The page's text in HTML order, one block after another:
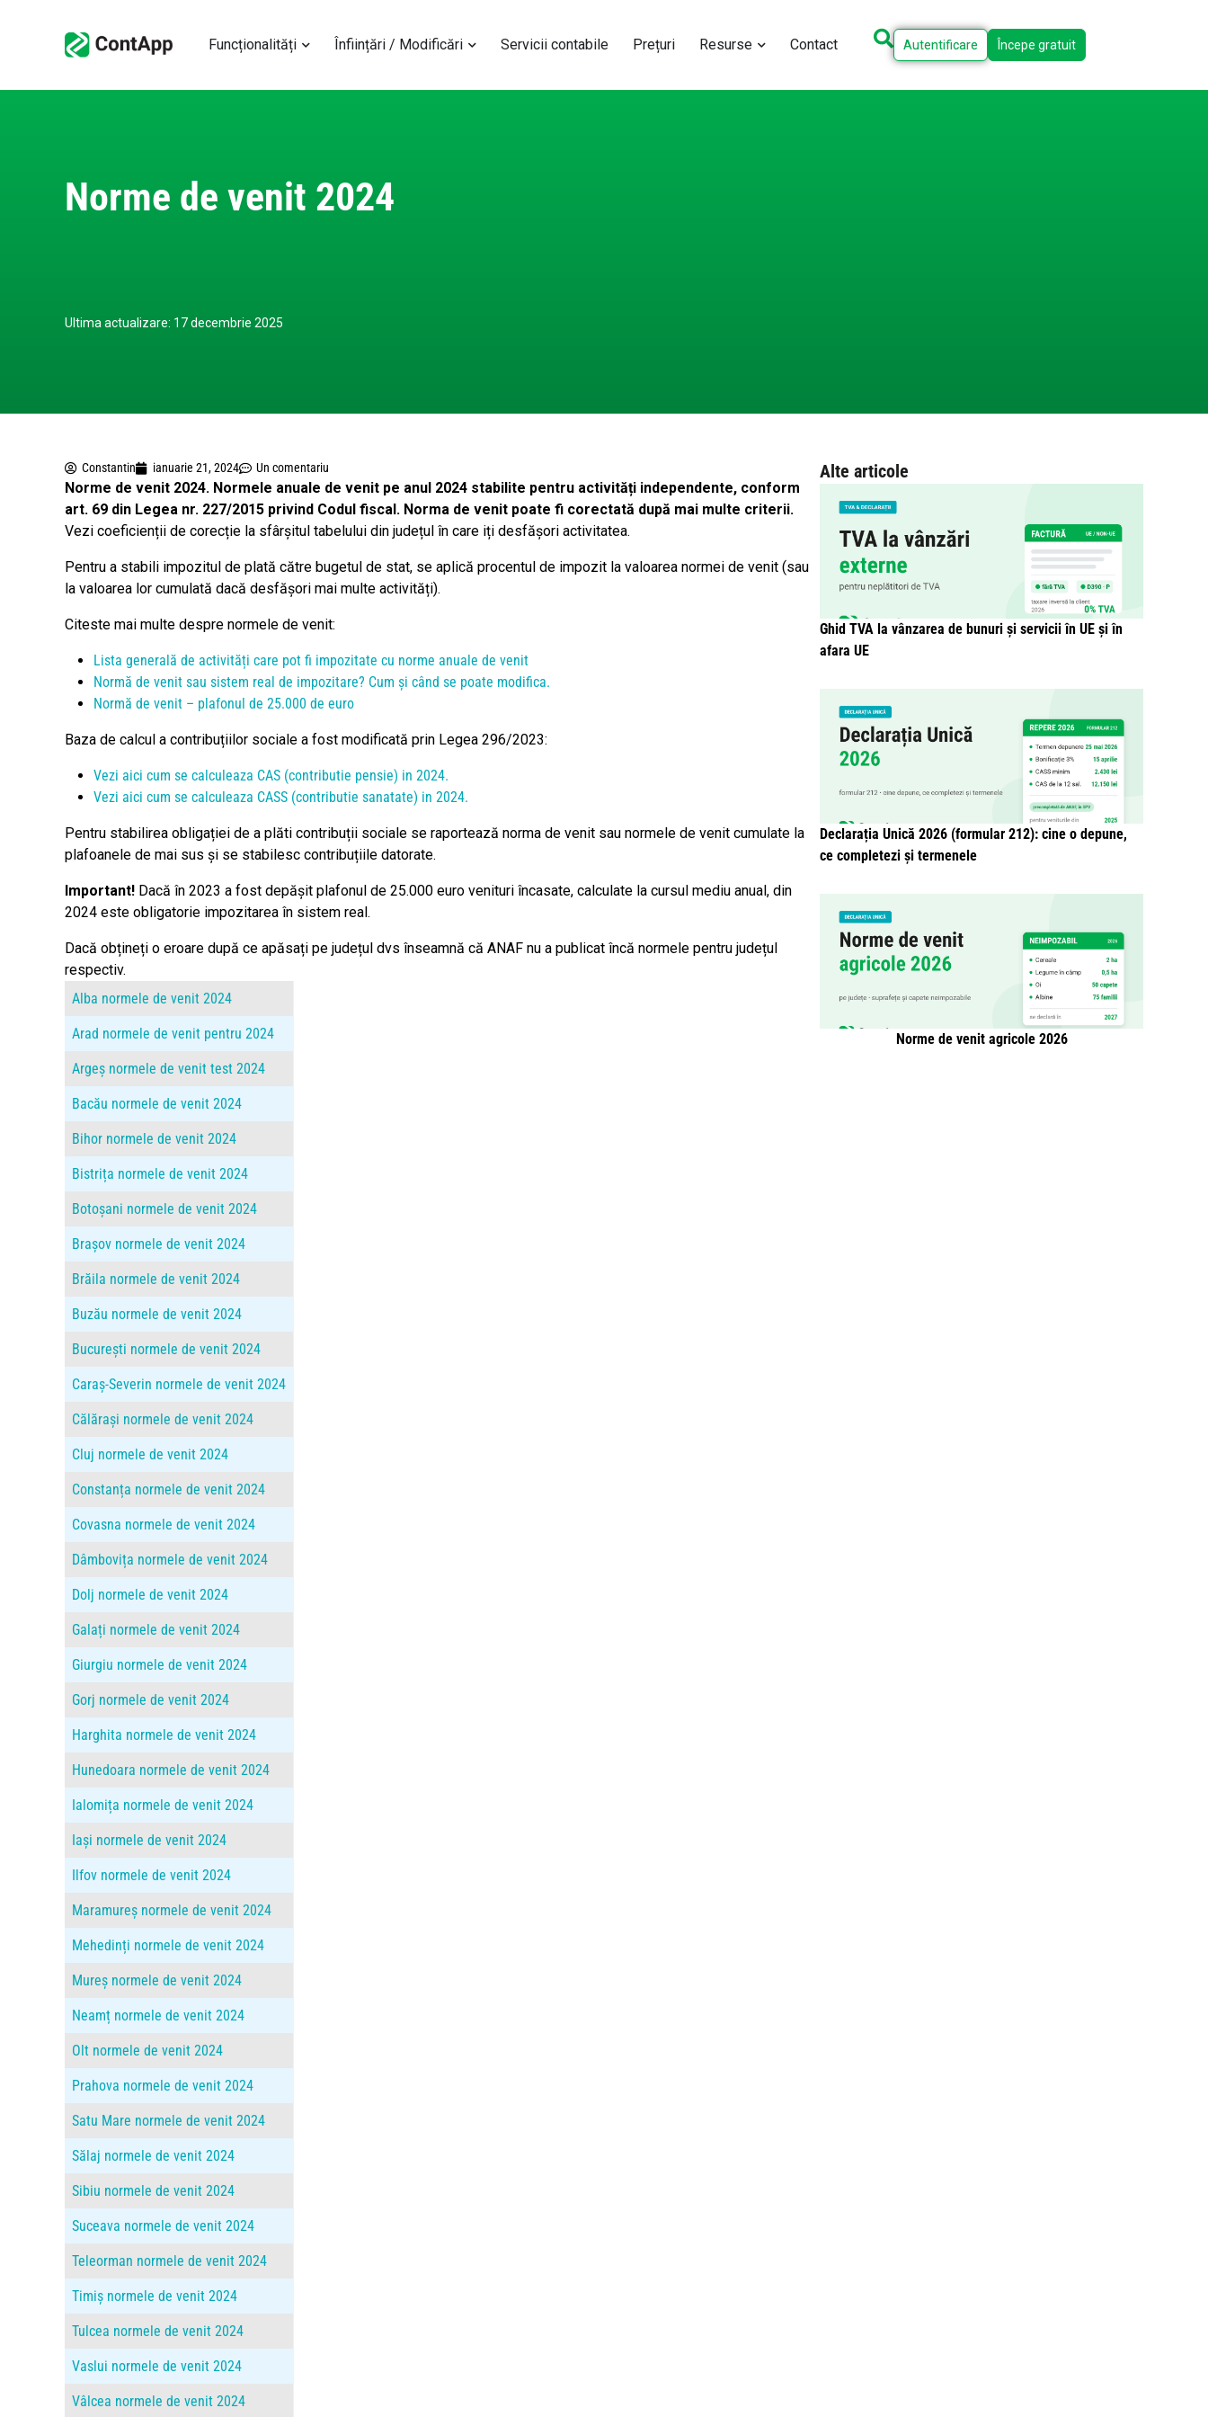
Funcționalități Înființări / Modificări Servicii contabile Prețuri Resurse Contact Autentificare Începe gratuit
Norme de venit 2024
Ultima actualizare: 17 decembrie 2025
Constantin ianuarie 21, 2024 Un comentariu
Norme de venit 2024. Normele anuale de venit pe anul 2024 stabilite pentru activități independente, conform
art. 69 din Legea nr. 227/2015 privind Codul fiscal. Norma de venit poate fi corectată după mai multe criterii.
Vezi coeficienții de corecție la sfârșitul tabelului din județul în care iți desfășori activitatea.
Pentru a stabili impozitul de plată către bugetul de stat, se aplică procentul de impozit la valoarea normei de venit (sau
la valoarea lor cumulată dacă desfășori mai multe activități).
Citeste mai multe despre normele de venit:
Lista generală de activități care pot fi impozitate cu norme anuale de venit
Normă de venit sau sistem real de impozitare? Cum și când se poate modifica.
Normă de venit – plafonul de 25.000 de euro
Baza de calcul a contribuțiilor sociale a fost modificată prin Legea 296/2023:
Vezi aici cum se calculeaza CAS (contributie pensie) in 2024.
Vezi aici cum se calculeaza CASS (contributie sanatate) in 2024.
Pentru stabilirea obligației de a plăti contribuții sociale se raportează norma de venit sau normele de venit cumulate la
plafoanele de mai sus și se stabilesc contribuțiile datorate.
Important! Dacă în 2023 a fost depășit plafonul de 25.000 euro venituri încasate, calculate la cursul mediu anual, din
2024 este obligatorie impozitarea în sistem real.
Dacă obțineți o eroare după ce apăsați pe județul dvs înseamnă că ANAF nu a publicat încă normele pentru județul
respectiv.
Alba normele de venit 2024
Arad normele de venit pentru 2024
Argeș normele de venit test 2024
Bacău normele de venit 2024
Bihor normele de venit 2024
Bistrița normele de venit 2024
Botoșani normele de venit 2024
Brașov normele de venit 2024
Brăila normele de venit 2024
Buzău normele de venit 2024
București normele de venit 2024
Caraș-Severin normele de venit 2024
Călărași normele de venit 2024
Cluj normele de venit 2024
Constanța normele de venit 2024
Covasna normele de venit 2024
Dâmbovița normele de venit 2024
Dolj normele de venit 2024
Galați normele de venit 2024
Giurgiu normele de venit 2024
Gorj normele de venit 2024
Harghita normele de venit 2024
Hunedoara normele de venit 2024
Ialomița normele de venit 2024
Iași normele de venit 2024
Ilfov normele de venit 2024
Maramureș normele de venit 2024
Mehedinți normele de venit 2024
Mureș normele de venit 2024
Neamț normele de venit 2024
Olt normele de venit 2024
Prahova normele de venit 2024
Satu Mare normele de venit 2024
Sălaj normele de venit 2024
Sibiu normele de venit 2024
Suceava normele de venit 2024
Teleorman normele de venit 2024
Timiș normele de venit 2024
Tulcea normele de venit 2024
Vaslui normele de venit 2024
Vâlcea normele de venit 2024
Alte articole
Ghid TVA la vânzarea de bunuri și servicii în UE și în
afara UE
Declarația Unică 2026 (formular 212): cine o depune,
ce completezi și termenele
Norme de venit agricole 2026